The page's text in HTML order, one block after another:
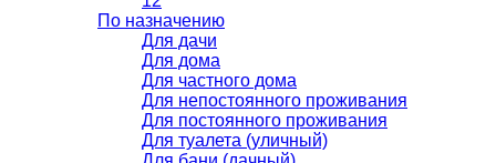
По назначению
Для дачи
Для дома
Для частного дома
Для непостоянного проживания
Для постоянного проживания
Для туалета (уличный)